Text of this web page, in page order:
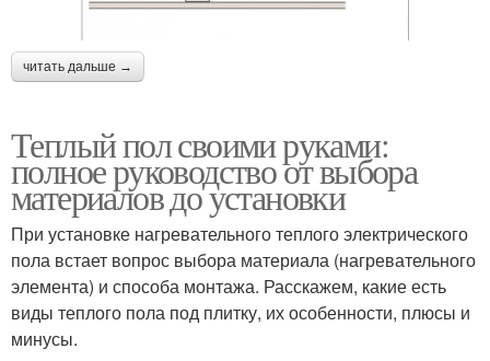
читать дальше →
Теплый пол своими руками:
полное руководство от выбора
материалов до установки
При установке нагревательного теплого электрического
пола встает вопрос выбора материала (нагревательного
элемента) и способа монтажа. Расскажем, какие есть
виды теплого пола под плитку, их особенности, плюсы и
минусы.